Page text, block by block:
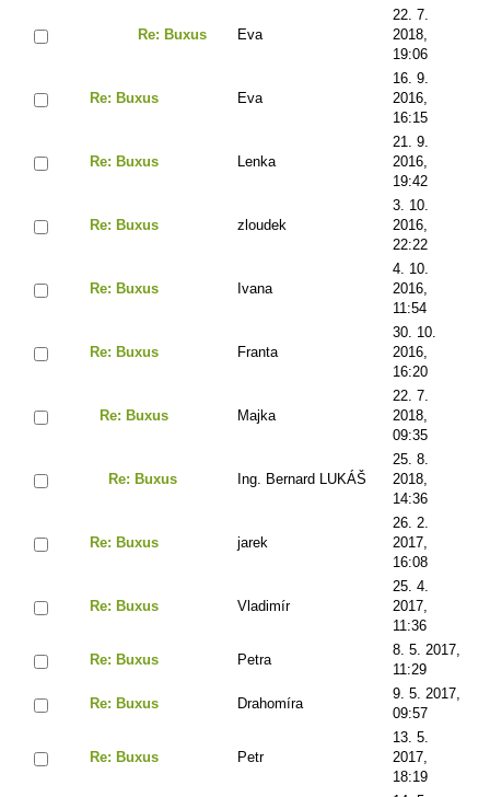
Re: Buxus Eva
22. 7.
2018,
19:06
Re: Buxus Eva
16. 9.
2016,
16:15
Re: Buxus Lenka
21. 9.
2016,
19:42
Re: Buxus zloudek
3. 10.
2016,
22:22
Re: Buxus Ivana
4. 10.
2016,
11:54
Re: Buxus Franta
30. 10.
2016,
16:20
Re: Buxus Majka
22. 7.
2018,
09:35
Re: Buxus Ing. Bernard LUKÁŠ
25. 8.
2018,
14:36
Re: Buxus jarek
26. 2.
2017,
16:08
Re: Buxus Vladimír
25. 4.
2017,
11:36
Re: Buxus Petra
8. 5. 2017,
11:29
Re: Buxus Drahomíra
9. 5. 2017,
09:57
Re: Buxus Petr
13. 5.
2017,
18:19